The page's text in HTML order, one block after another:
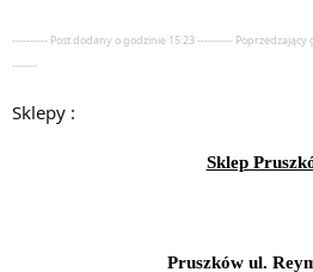
---------- Post dodany o godzinie 15:23 ---------- Poprzedzający
-------
Sklepy :
Sklep
Pruszków ul.